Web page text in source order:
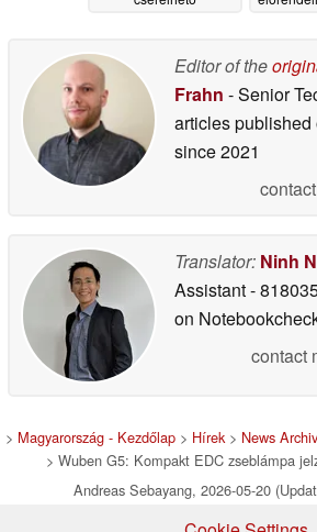
Editor of the
Frahn - Senior
articles
since 2021
Translator: Ninh
Assistant-
on
contact
> Magyarország - Kezdőlap > Hírek> News
> Wuben G5: Kompakt EDC zseblámpa
Andreas Sebayang, 2026-05-20